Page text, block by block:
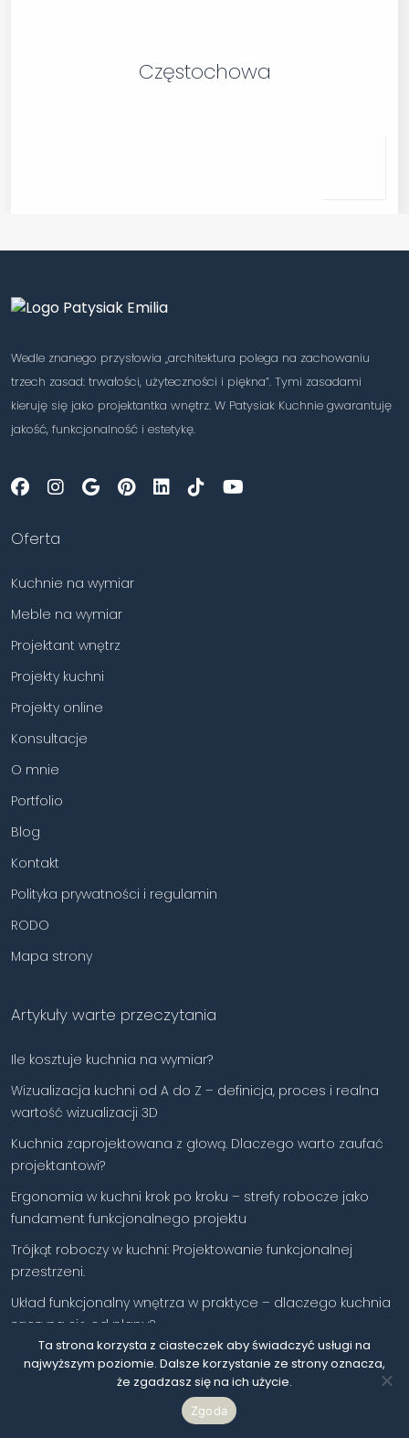
Częstochowa
Wedle znanego przysłowia „architektura polega na zachowaniu
trzech zasad: trwałości, użyteczności i piękna”. Tymi zasadami
kieruję się jako projektantka wnętrz. W Patysiak Kuchnie gwarantuję
jakość, funkcjonalność i estetykę.
Oferta
Kuchnie na wymiar
Meble na wymiar
Projektant wnętrz
Projekty kuchni
Projekty online
Konsultacje
O mnie
Portfolio
Blog
Kontakt
Polityka prywatności i regulamin
RODO
Mapa strony
Artykuły warte przeczytania
Ile kosztuje kuchnia na wymiar?
Wizualizacja kuchni od A do Z – definicja, proces i realna
wartość wizualizacji 3D
Kuchnia zaprojektowana z głową. Dlaczego warto zaufać
projektantowi?
Ergonomia w kuchni krok po kroku – strefy robocze jako
fundament funkcjonalnego projektu
Trójkąt roboczy w kuchni: Projektowanie funkcjonalnej
przestrzeni.
Układ funkcjonalny wnętrza w praktyce – dlaczego kuchnia
zaczyna się od planu?
Systemy przechowywania PEKA
Systemy szuflad Blum – jak działają i czym różnią się
poszczególne rozwiązania?
Ta strona korzysta z ciasteczek aby świadczyć usługi na
najwyższym poziomie. Dalsze korzystanie ze strony oznacza,
że zgadzasz się na ich użycie.
Zgoda